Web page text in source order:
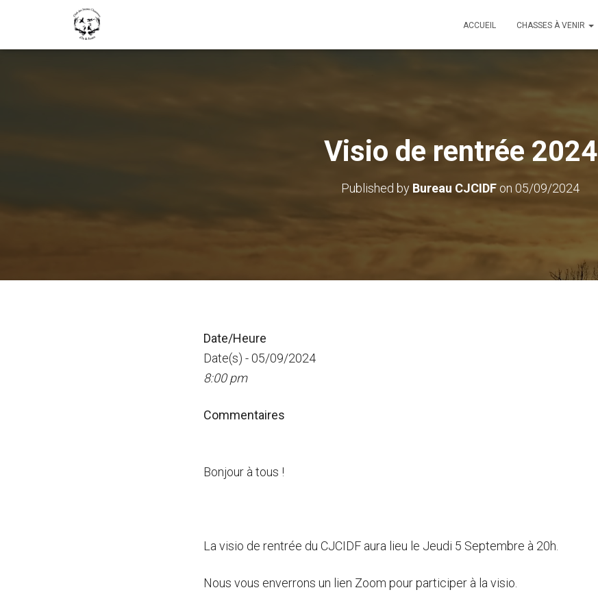
ACCUEIL CHASSES À VENIR
Visio de rentrée 2024
Published by Bureau CJCIDF on 05/09/2024
Date/Heure
Date(s) - 05/09/2024
8:00 pm
Commentaires
Bonjour à tous !
La visio de rentrée du CJCIDF aura lieu le Jeudi 5 Septembre à 20h.
Nous vous enverrons un lien Zoom pour participer à la visio.